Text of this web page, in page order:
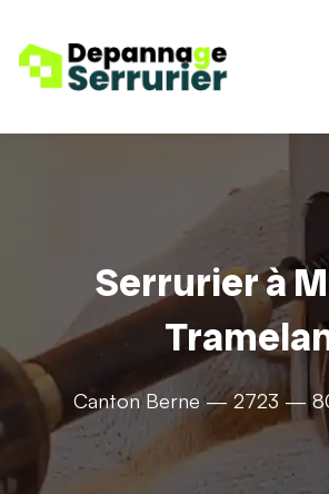
Serrurier à
Canton Berne — 2723 —